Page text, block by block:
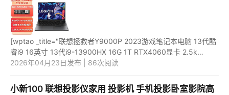
[wptao _title="联想拯救者Y9000P 2023游戏笔记本电脑 13代酷
睿i9 16英寸 13代i9-13900HX 16G 1T RTX4060显卡 2.5k
240Hz屏 灰" price="15199"
2026年04月23日发布 | 86次阅读
小新100 联想投影仪家用 投影机 手机投影卧室影院高